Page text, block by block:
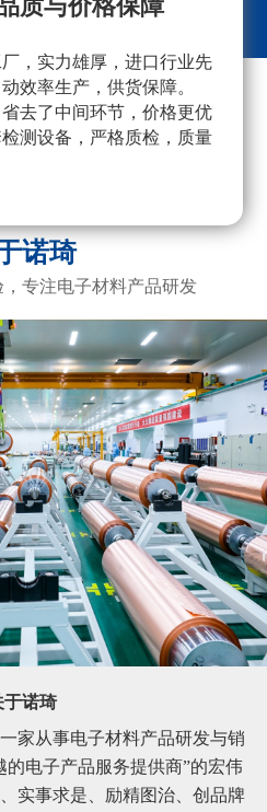
质与价格保障
，实力雄厚，进口行业先
效率生产，供货保障。
去了中间环节，价格更优
测设备，严格质检，质量
采
诺琦
专注电子材料产品研发
于诺琦
家从事电子材料产品研发与销
电子产品服务提供商”的宏伟
实事求是、励精图治、创品牌